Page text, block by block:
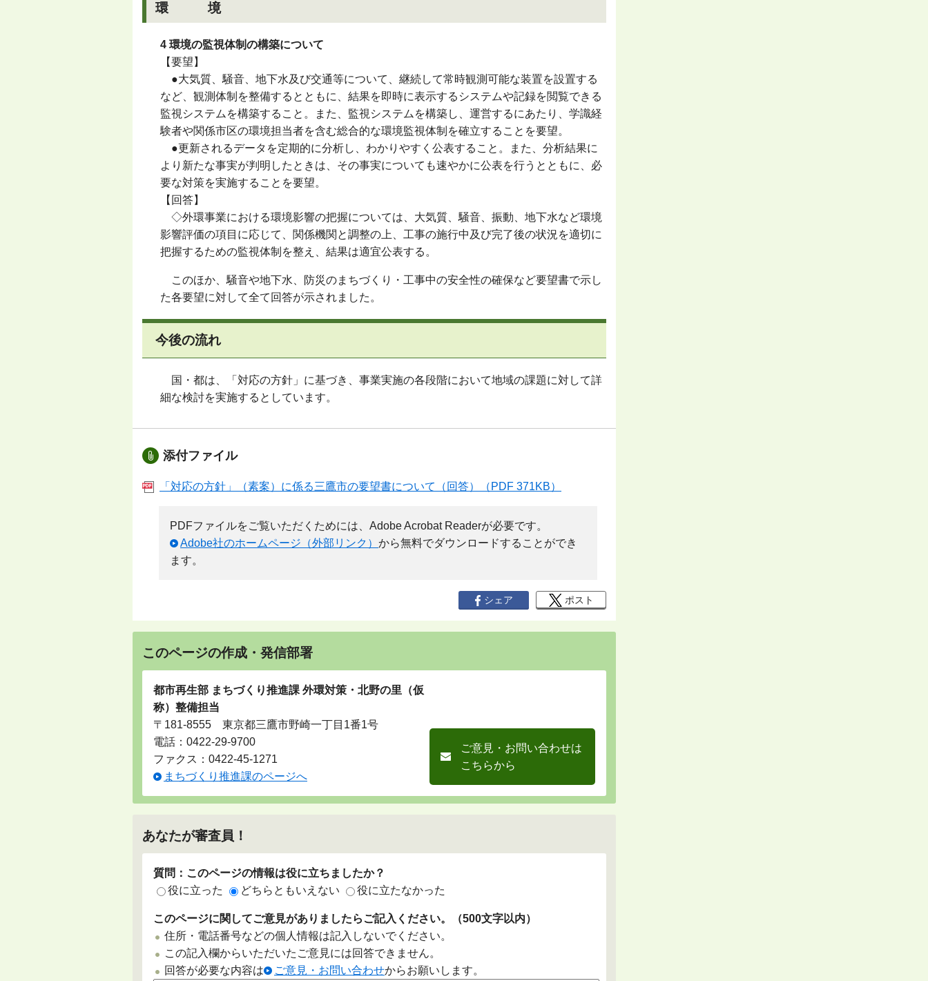
環 境
4 環境の監視体制の構築について
【要望】
●大気質、騒音、地下水及び交通等について、継続して常時観測可能な装置を設置する
など、観測体制を整備するとともに、結果を即時に表示するシステムや記録を閲覧できる
監視システムを構築すること。また、監視システムを構築し、運営するにあたり、学識経
験者や関係市区の環境担当者を含む総合的な環境監視体制を確立することを要望。
●更新されるデータを定期的に分析し、わかりやすく公表すること。また、分析結果に
より新たな事実が判明したときは、その事実についても速やかに公表を行うとともに、必
要な対策を実施することを要望。
【回答】
◇外環事業における環境影響の把握については、大気質、騒音、振動、地下水など環境
影響評価の項目に応じて、関係機関と調整の上、工事の施行中及び完了後の状況を適切に
把握するための監視体制を整え、結果は適宜公表する。
このほか、騒音や地下水、防災のまちづくり・工事中の安全性の確保など要望書で示し
た各要望に対して全て回答が示されました。
今後の流れ
国・都は、「対応の方針」に基づき、事業実施の各段階において地域の課題に対して詳
細な検討を実施するとしています。
添付ファイル
「対応の方針」（素案）に係る三鷹市の要望書について（回答）（PDF 371KB）
PDFファイルをご覧いただくためには、Adobe Acrobat Readerが必要です。
Adobe社のホームページ（外部リンク） から無料でダウンロードすることができ
ます。
シェア ポスト
このページの作成・発信部署
都市再生部 まちづくり推進課 外環対策・北野の里（仮
称）整備担当
〒181-8555 東京都三鷹市野崎一丁目1番1号
電話： 0422-29-9700
ファクス：0422-45-1271
まちづくり推進課のページへ
ご意見・お問い合わせは
こちらから
あなたが審査員！
質問：このページの情報は役に立ちましたか？
役に立った
どちらともいえない 役に立たなかった
このページに関してご意見がありましたらご記入ください。（500文字以内）
住所・電話番号などの個人情報は記入しないでください。
この記入欄からいただいたご意見には回答できません。
回答が必要な内容は
ご意見・お問い合わせからお願いします。